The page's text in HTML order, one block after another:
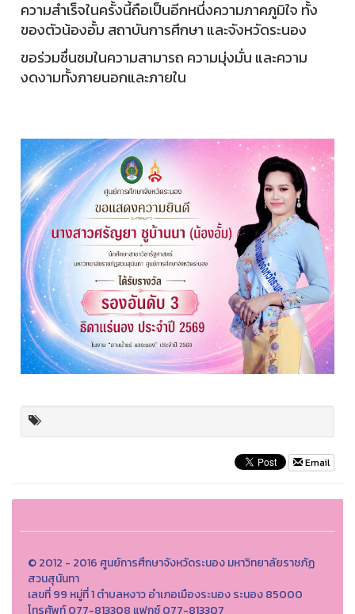
ความสำเร็จในครั้งนี้ถือเป็นอีกหนึ่งความภาคภูมิใจ ทั้ง
ของตัวน้องอั้ม สถาบันการศึกษา และจังหวัดระนอง
ขอร่วมชื่นชมในความสามารถ ความมุ่งมั่น และความ
งดงามทั้งภายนอกและภายใน
Email
© 2012 - 2016 ศูนย์การศึกษาจังหวัดระนอง มหาวิทยาลัยราชภัฏ
สวนสุนันทา
เลขที่ 99 หมู่ที่ 1 ตำบลหงาว อำเภอเมืองระนอง ระนอง 85000
โทรศัพท์ 077-813308 แฟกซ์ 077-813307